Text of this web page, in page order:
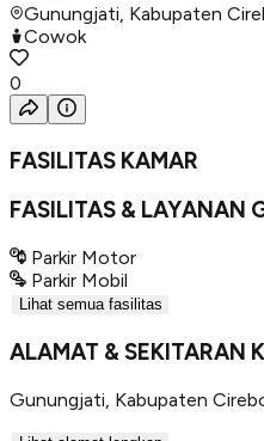
Gunungjati, Kabupaten
Cowok
0
FASILITAS KAMAR
FASILITAS & LAYANAN
Parkir Motor
Parkir Mobil
Lihat semua fasilitas
ALAMAT & SEKITARAN
Gunungjati, Kabupaten